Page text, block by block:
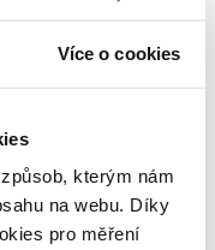
Více o cookies
kterým nám
na webu. Díky
pro měření